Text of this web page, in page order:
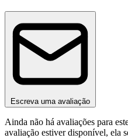
Escreva uma avaliação
Ainda não há avaliações para
avaliação estiver disponível, ela